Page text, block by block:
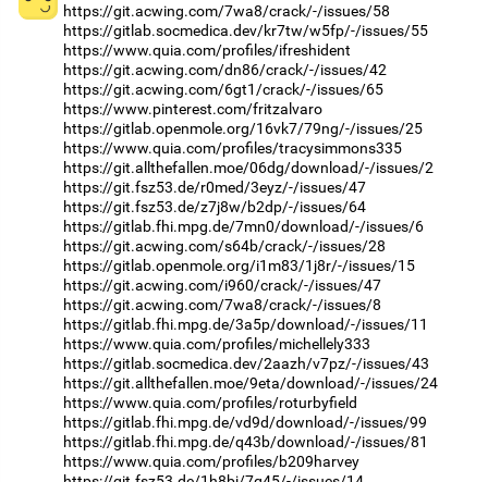
https://git.acwing.com/7wa8/crack/-/issues/58
https://gitlab.socmedica.dev/kr7tw/w5fp/-/issues/55
https://www.quia.com/profiles/ifreshident
https://git.acwing.com/dn86/crack/-/issues/42
https://git.acwing.com/6gt1/crack/-/issues/65
https://www.pinterest.com/fritzalvaro
https://gitlab.openmole.org/16vk7/79ng/-/issues/25
https://www.quia.com/profiles/tracysimmons335
https://git.allthefallen.moe/06dg/download/-/issues/2
https://git.fsz53.de/r0med/3eyz/-/issues/47
https://git.fsz53.de/z7j8w/b2dp/-/issues/64
https://gitlab.fhi.mpg.de/7mn0/download/-/issues/6
https://git.acwing.com/s64b/crack/-/issues/28
https://gitlab.openmole.org/i1m83/1j8r/-/issues/15
https://git.acwing.com/i960/crack/-/issues/47
https://git.acwing.com/7wa8/crack/-/issues/8
https://gitlab.fhi.mpg.de/3a5p/download/-/issues/11
https://www.quia.com/profiles/michellely333
https://gitlab.socmedica.dev/2aazh/v7pz/-/issues/43
https://git.allthefallen.moe/9eta/download/-/issues/24
https://www.quia.com/profiles/roturbyfield
https://gitlab.fhi.mpg.de/vd9d/download/-/issues/99
https://gitlab.fhi.mpg.de/q43b/download/-/issues/81
https://www.quia.com/profiles/b209harvey